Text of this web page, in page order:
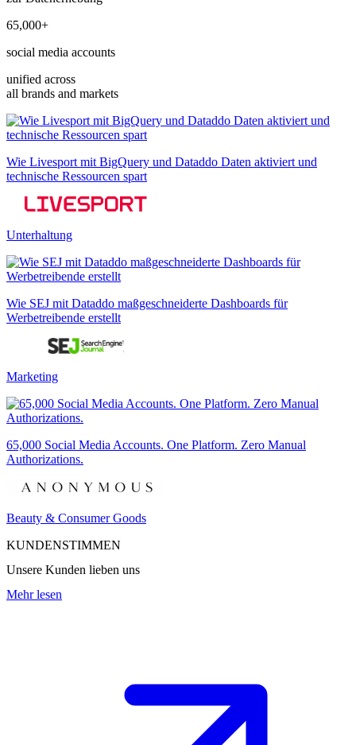
65,000+
social media accounts
unified across
all brands and markets
Wie Livesport mit BigQuery und Dataddo Daten aktiviert und
technische Ressourcen spart
Unterhaltung
Wie SEJ mit Dataddo maßgeschneiderte Dashboards für
Werbetreibende erstellt
Marketing
65,000 Social Media Accounts. One Platform. Zero Manual
Authorizations.
Beauty & Consumer Goods
KUNDENSTIMMEN
Unsere Kunden lieben uns
Mehr lesen